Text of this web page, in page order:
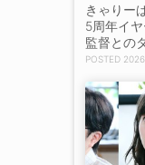
きゃりー
5周年イ
監督との
KURU